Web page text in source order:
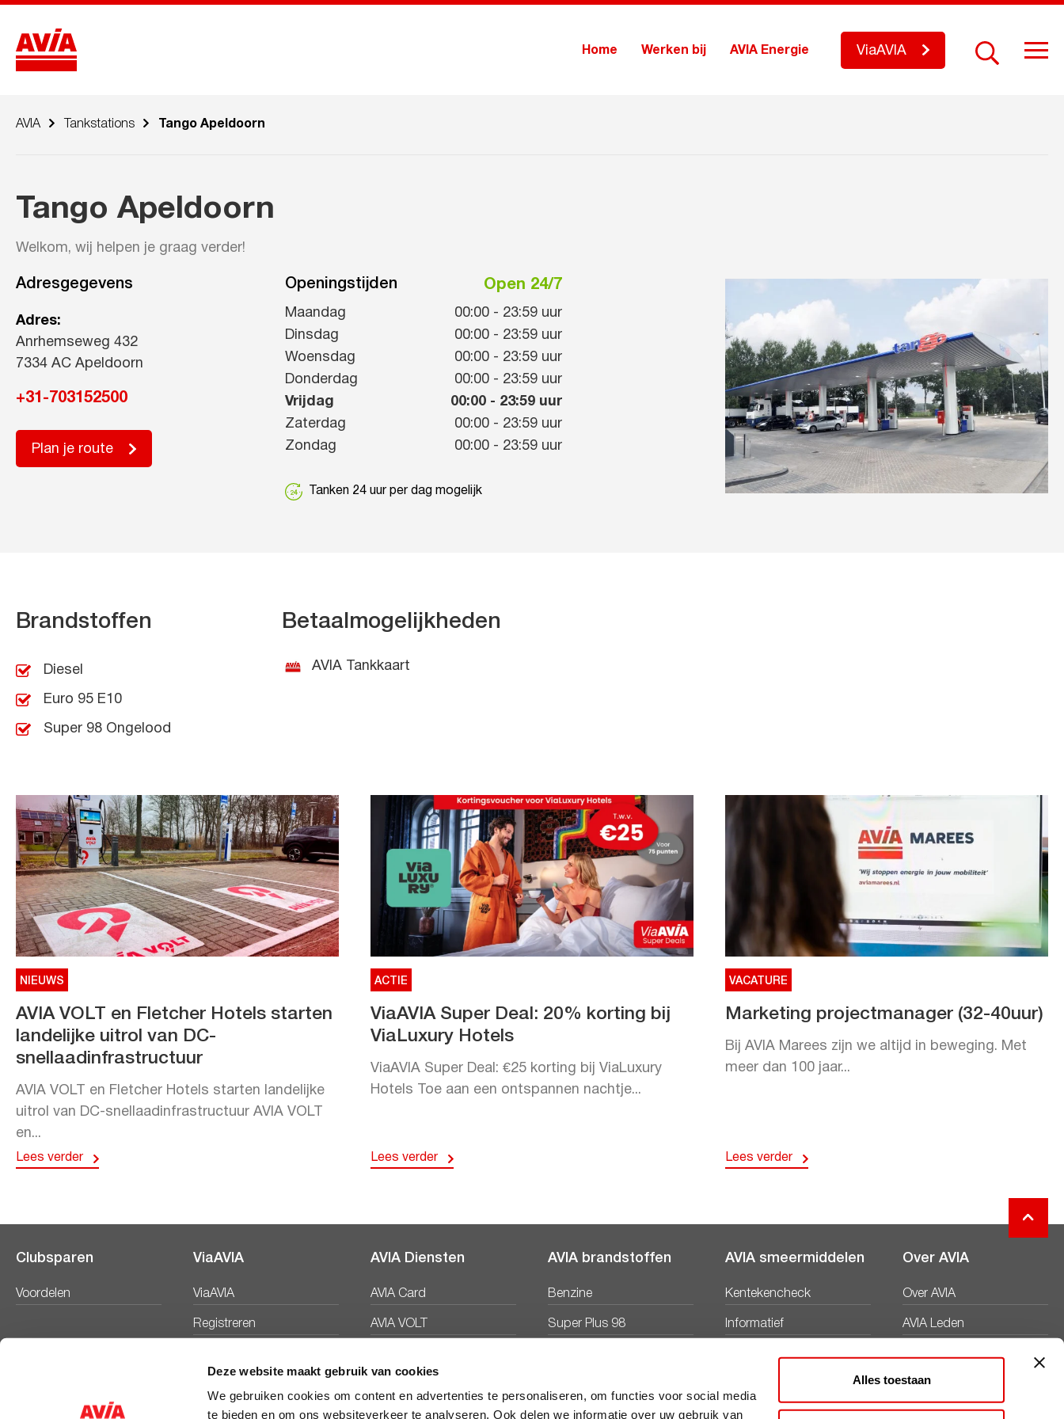
Deze website maakt gebruik van cookies
We gebruiken cookies om content en advertenties te personaliseren, om functies voor social media
te bieden en om ons websiteverkeer te analyseren. Ook delen we informatie over uw gebruik van
Alles toestaan
Home Werken bij AVIA Energie ViaAVIA
AVIA Tankstations Tango Apeldoorn
Tango Apeldoorn
Welkom, wij helpen je graag verder!
Adresgegevens
Adres:
Anrhemseweg 432
7334 AC Apeldoorn
+31-703152500
Plan je route
Openingstijden Open 24/7
Maandag 00:00 - 23:59 uur
Dinsdag
00:00 - 23:59 uur
Woensdag
00:00 - 23:59 uur
Donderdag
00:00 - 23:59 uur
Vrijdag
00:00 - 23:59 uur
Zaterdag
00:00 - 23:59 uur
Zondag
00:00 - 23:59 uur
Tanken 24 uur per dag mogelijk
Brandstoffen
Diesel
Euro 95 E10
Super 98 Ongelood
Betaalmogelijkheden
AVIA Tankkaart
NIEUWS
AVIA VOLT en Fletcher Hotels starten
landelijke uitrol van DC-
snellaadinfrastructuur
AVIA VOLT en Fletcher Hotels starten landelijke
uitrol van DC-snellaadinfrastructuur AVIA VOLT
en...
Lees verder
ACTIE
ViaAVIA Super Deal: 20% korting bij
ViaLuxury Hotels
ViaAVIA Super Deal: €25 korting bij ViaLuxury
Hotels Toe aan een ontspannen nachtje...
Lees verder
VACATURE
Marketing projectmanager (32-40uur)
Bij AVIA Marees zijn we altijd in beweging. Met
meer dan 100 jaar...
Lees verder
Clubsparen
Voordelen
ViaAVIA
ViaAVIA
Registreren
AVIA Diensten
AVIA Card
AVIA VOLT
AVIA brandstoffen
Benzine
Super Plus 98
AVIA smeermiddelen
Kentekencheck
Informatief
Productbladen
Over AVIA
Over AVIA
AVIA Leden
Nieuws
Duurzaamheid
Werken bij